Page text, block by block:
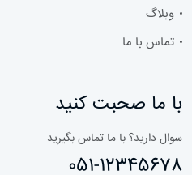
وبلاگ
تماس با ما
با ما صحبت کنید
سوال دارید؟ با ما تماس بگیرید
051-12345678